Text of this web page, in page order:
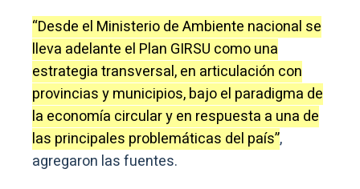
“Desde el Ministerio de Ambiente nacional se
lleva adelante el Plan GIRSU como una
estrategia transversal, en articulación con
provincias y municipios, bajo el paradigma de
la economía circular y en respuesta a una de
las principales problemáticas del país”,
agregaron las fuentes.